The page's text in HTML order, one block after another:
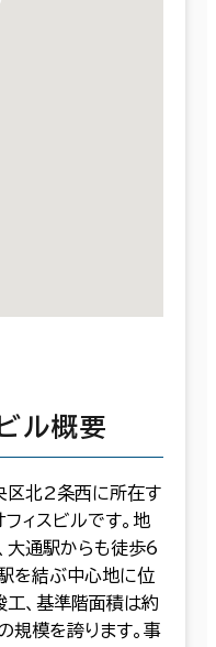
ル概要
区北2条西に所在す
ィスビルです。地
大通駅からも徒歩6
を結ぶ中心地に位
、基準階面積は約
模を誇ります。事